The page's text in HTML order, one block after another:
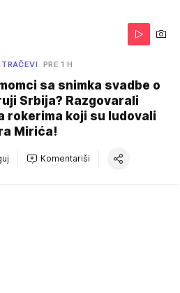
PRE 1 H
sa snimka svadbe o
Srbija? Razgovarali
rokerima koji su ludovali
Mirića!
Komentariši